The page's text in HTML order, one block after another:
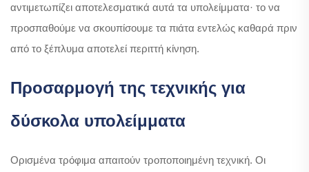
αντιμετωπίζει αποτελεσματικά αυτά τα υπολείμματα· το να
προσπαθούμε να σκουπίσουμε τα πιάτα εντελώς καθαρά πριν
από το ξέπλυμα αποτελεί περιττή κίνηση.
Προσαρμογή της τεχνικής για
δύσκολα υπολείμματα
Ορισμένα τρόφιμα απαιτούν τροποποιημένη τεχνική. Οι